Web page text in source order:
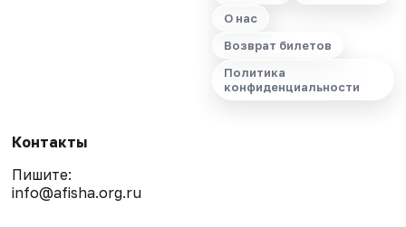
О нас
Возврат билетов
Политика
конфиденциальности
Контакты
Пишите:
info@afisha.org.ru